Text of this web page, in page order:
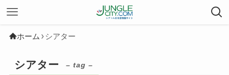
ホーム シアター
シアター – tag –